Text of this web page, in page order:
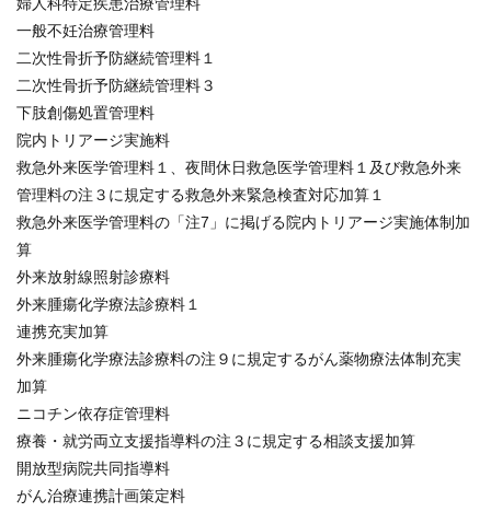
一般不妊治療管理料
二次性骨折予防継続管理料１
二次性骨折予防継続管理料３
下肢創傷処置管理料
院内トリアージ実施料
救急外来医学管理料１、夜間休日救急医学管理料１及び救急外来
管理料の注３に規定する救急外来緊急検査対応加算１
救急外来医学管理料の「注7」に掲げる院内トリアージ実施体制加
算
外来放射線照射診療料
外来腫瘍化学療法診療料１
連携充実加算
外来腫瘍化学療法診療料の注９に規定するがん薬物療法体制充実
加算
ニコチン依存症管理料
療養・就労両立支援指導料の注３に規定する相談支援加算
開放型病院共同指導料
がん治療連携計画策定料